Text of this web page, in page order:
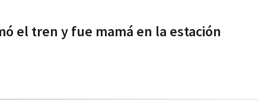
el tren y fue mamá en la estación